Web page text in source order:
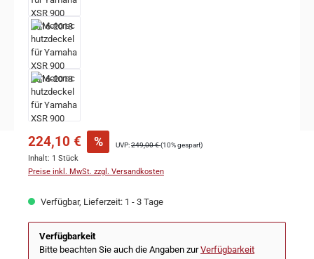
224,10 € % UVP:249,00 €(10% gespart)
Inhalt: 1 Stück
Preise inkl. MwSt. zzgl. Versandkosten
Verfügbar, Lieferzeit: 1 - 3 Tage
Verfügbarkeit
Bitte beachten Sie auch die Angaben zurVerfügbarkeit